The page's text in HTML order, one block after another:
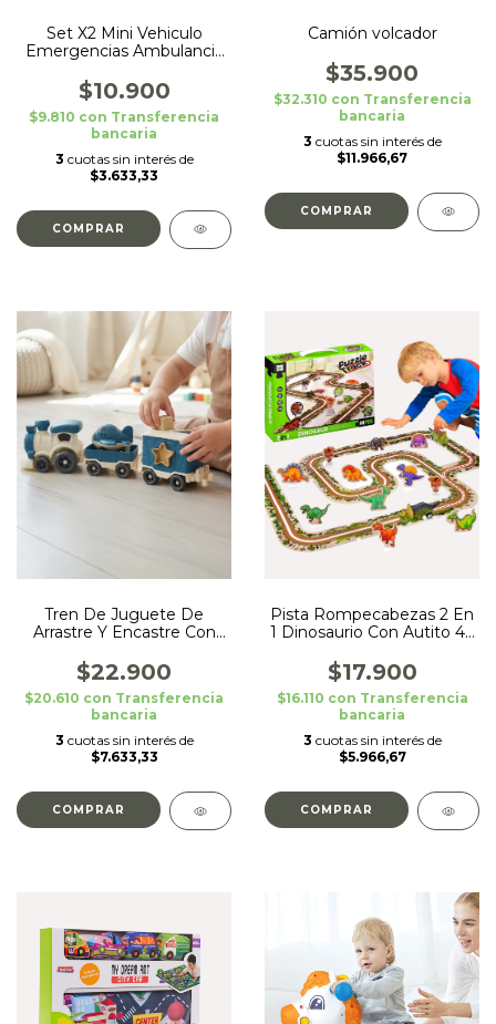
Set X2 Mini Vehiculo
Emergencias Ambulancia
$10.900
$9.810 con Transferencia
bancaria
3 cuotas sin interés de
$3.633,33
Camión volcador
$35.900
$32.310 con Transferencia
bancaria
3 cuotas sin interés de
$11.966,67
Tren De Juguete De
Arrastre Y Encastre Con
$22.900
$20.610 con Transferencia
bancaria
3 cuotas sin interés de
$7.633,33
Pista Rompecabezas 2 En
1 Dinosaurio Con Autito 44
$17.900
$16.110 con Transferencia
bancaria
3 cuotas sin interés de
$5.966,67